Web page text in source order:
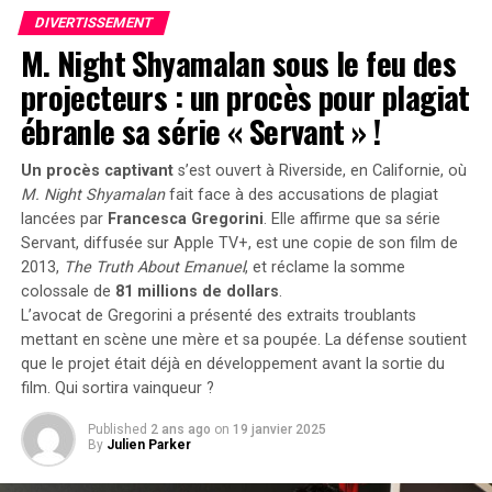
Enzo, également très en vogue à cette période. « Je
pense que mes parents ont opté pour un prénom parmi
les plus répandus en France plutôt qu’en hommage à
Victor Hugo », confie-t-il.
Une Enfance Entourée d’Autres « Hugo »
Dès son plus jeune âge, Hugo se retrouve entouré
d’autres enfants portant le même nom. Selon les
statistiques de l’Insee,7 694 garçons ont été
prénommés Hugo en 2000,faisant de ce prénom le
quatrième plus populaire cette année-là. À l’école
primaire,il côtoie plusieurs camarades appelés Thibault
et autres prénoms similaires. Pour éviter toute
confusion lors des appels en classe, les enseignants
ajoutent souvent la première lettre du nom de famille
après le prénom : ainsi devient-il rapidement « Hugo
D. », un surnom auquel il s’habitue sans arduousé.
DIVERTISSEMENT
M. Night Shyamalan sous le feu des
projecteurs : un procès pour plagiat
ébranle sa série « Servant » !
Un procès captivants’est ouvert à Riverside, en Californie, où
M. Night Shyamalanfait face à des accusations de plagiat
lancées par Francesca Gregorini. Elle affirme que sa série
Servant, diffusée sur Apple TV+, est une copie de son film de
2013, The Truth About Emanuel, et réclame la somme
colossale de 81 millions de dollars.
L’avocat de Gregorini a présenté des extraits troublants
mettant en scène une mère et sa poupée. La défense soutient
que le projet était déjà en développement avant la sortie du
film. Qui sortira vainqueur ?
Published 2 ans ago on 19 janvier 2025
By Julien Parker